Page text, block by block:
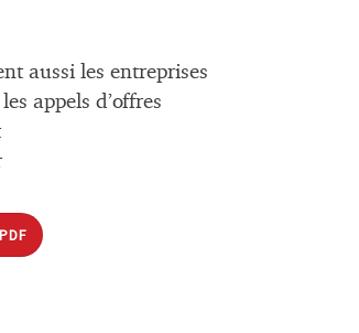
aussi les entreprises
appels d’offres